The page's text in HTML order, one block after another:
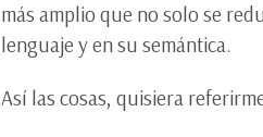
más amplio que no solo se
lenguaje y en su semántica.
Así las cosas, quisiera